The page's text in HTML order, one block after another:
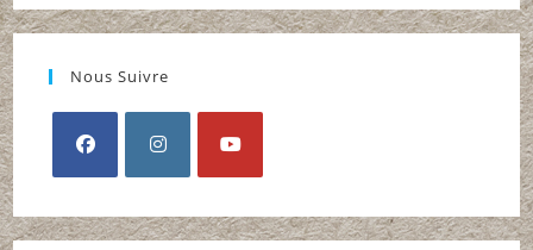
Nous Suivre
dans
dans
dans